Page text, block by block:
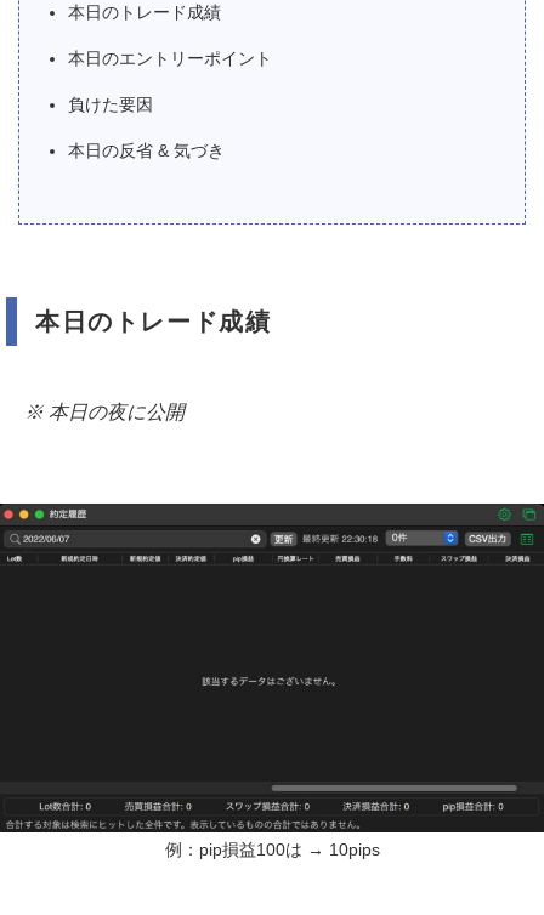
本日のトレード成績
本日のエントリーポイント
負けた要因
本日の反省 & 気づき
本日のトレード成績
※ 本日の夜に公開
例：pip損益100は → 10pips